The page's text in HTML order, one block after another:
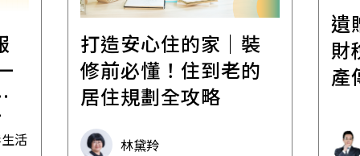
活
打造安心住的家｜裝
修前必懂！住到老的
居住規劃全攻略
林黛羚
遺
財
產